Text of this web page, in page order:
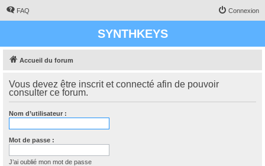
FAQ Connexion
SYNTHKEYS
Accueil du forum
Vous devez être inscrit et connecté afin de pouvoir
consulter ce forum.
Nom d’utilisateur :
Mot de passe :
J’ai oublié mon mot de passe